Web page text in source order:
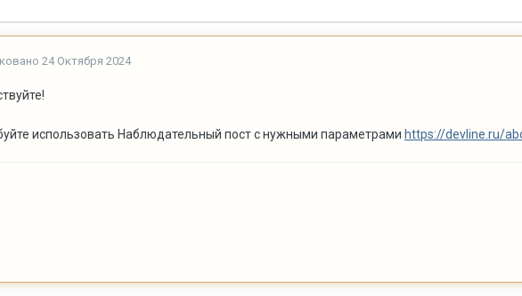
24 Октября 2024
использовать Наблюдательный пост с нужными параметрами https://devline.ru/